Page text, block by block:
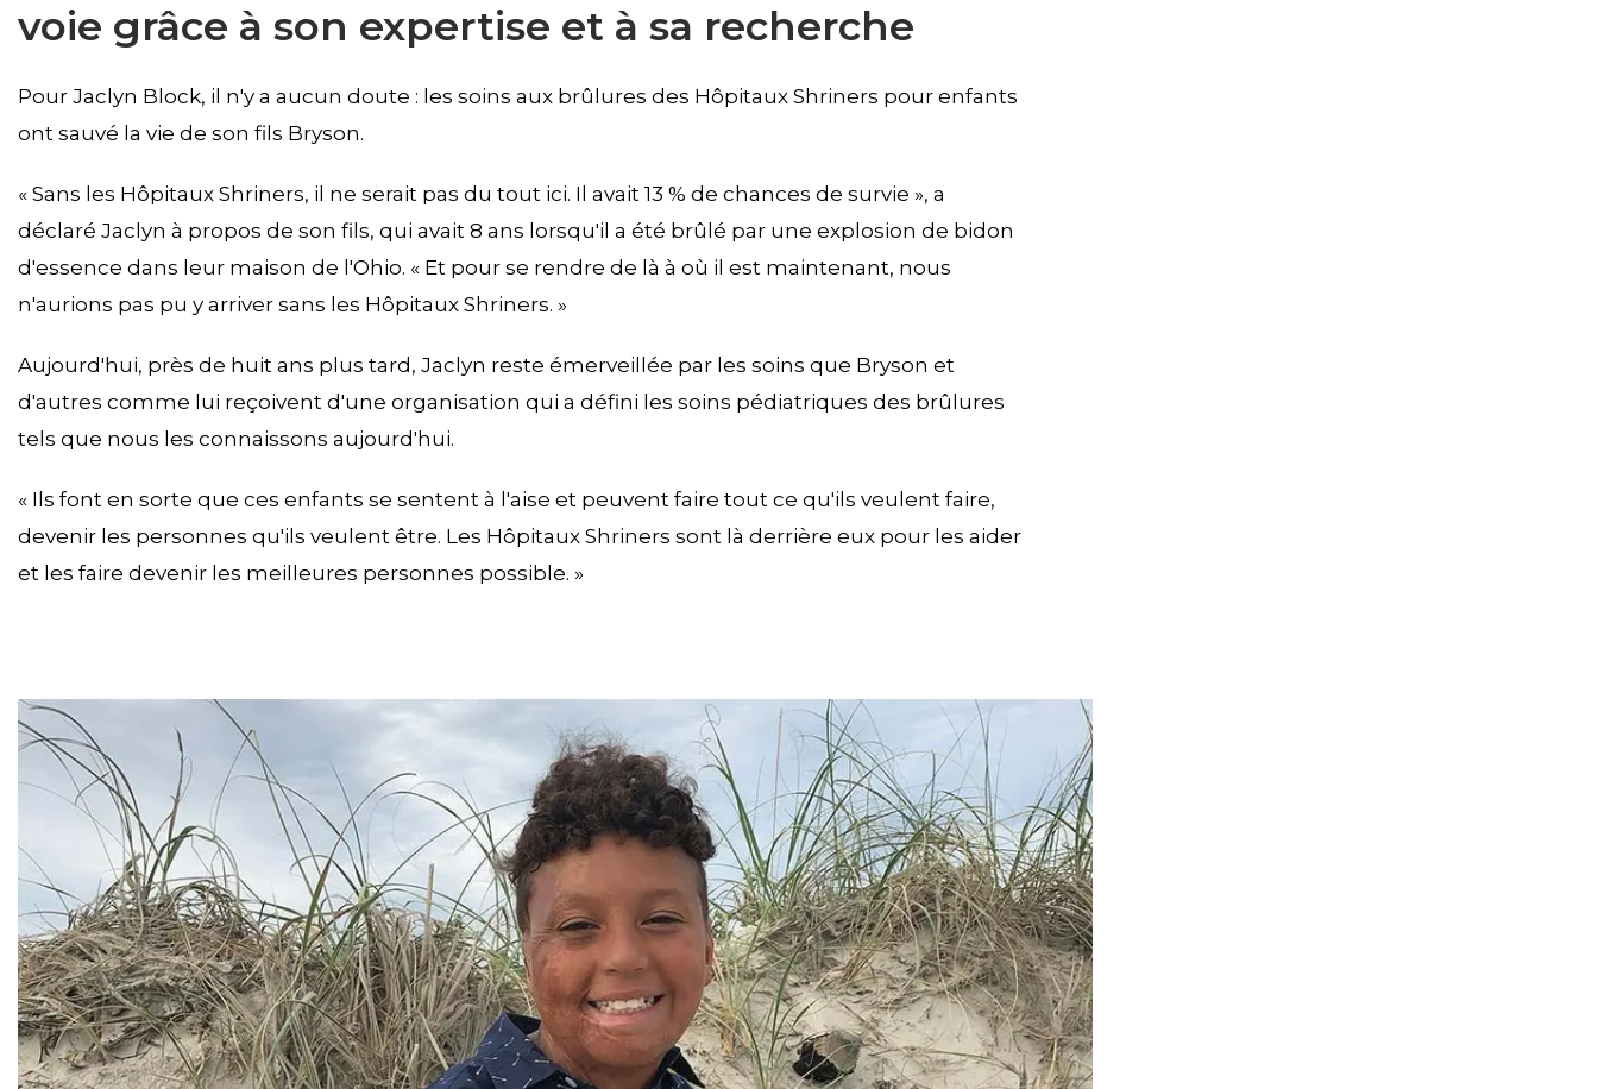
voie grâce à son expertise et à sa recherche
Pour Jaclyn Block, il n'y a aucun doute : les soins aux brûlures des Hôpitaux Shriners pour enfants
ont sauvé la vie de son fils Bryson.
« Sans les Hôpitaux Shriners, il ne serait pas du tout ici. Il avait 13 % de chances de survie », a
déclaré Jaclyn à propos de son fils, qui avait 8 ans lorsqu'il a été brûlé par une explosion de bidon
d'essence dans leur maison de l'Ohio. « Et pour se rendre de là à où il est maintenant, nous
n'aurions pas pu y arriver sans les Hôpitaux Shriners. »
Aujourd'hui, près de huit ans plus tard, Jaclyn reste émerveillée par les soins que Bryson et
d'autres comme lui reçoivent d'une organisation qui a défini les soins pédiatriques des brûlures
tels que nous les connaissons aujourd'hui.
« Ils font en sorte que ces enfants se sentent à l'aise et peuvent faire tout ce qu'ils veulent faire,
devenir les personnes qu'ils veulent être. Les Hôpitaux Shriners sont là derrière eux pour les aider
et les faire devenir les meilleures personnes possible. »